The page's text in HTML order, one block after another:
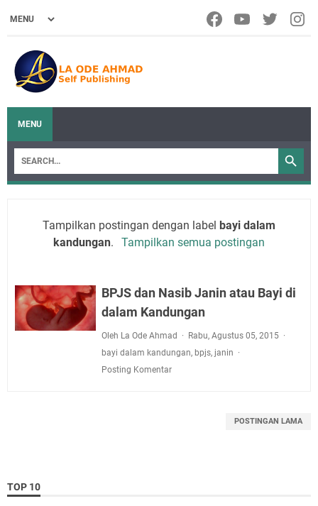
MENU
Tampilkan postingan dengan label bayi dalam
kandungan. Tampilkan semua postingan
BPJS dan Nasib Janin atau Bayi di
dalam Kandungan
Oleh La Ode Ahmad
Rabu, Agustus 05, 2015
bayi dalam kandungan, bpjs, janin
Posting Komentar
POSTINGAN LAMA
TOP 10